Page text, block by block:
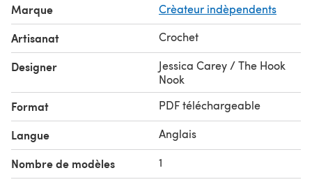
Marque Crèateur indèpendents
Artisanat Crochet
Designer
Jessica Carey / The Hook
Nook
Format PDF téléchargeable
Langue Anglais
Nombre de modèles 1